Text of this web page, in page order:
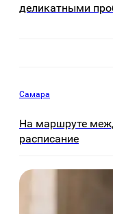
деликатными
Самара
На маршруте
расписание